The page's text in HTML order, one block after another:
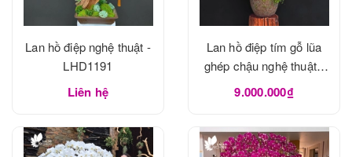
Lan hồ điệp nghệ thuật -
LHD1191
Liên hệ
Lan hồ điệp tím gỗ lũa
ghép chậu nghệ thuật -
LHD1190
9.000.000₫